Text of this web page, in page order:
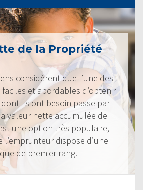
de la Propriété
considèrent que l’une des
et abordables d’obtenir
ils ont besoin passe par
valeur nette accumulée de
une option très populaire,
dispose d’une
de premier rang.